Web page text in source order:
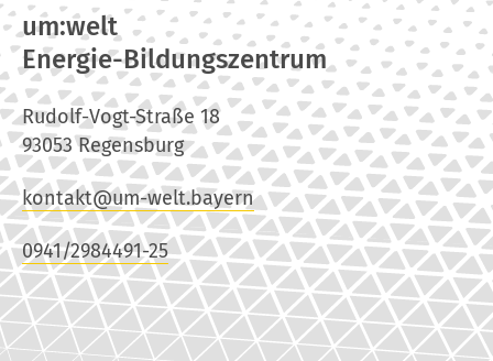
um:welt
Energie-Bildungszentrum
Rudolf-Vogt-Straße 18
93053 Regensburg
kontakt@um-welt.bayern
0941/2984491-25